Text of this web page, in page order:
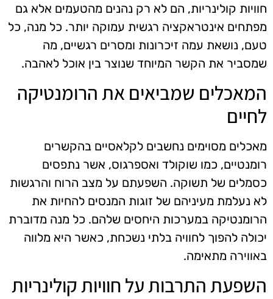
חוויות קולינריות, הם לא רק נהנים מהטעמים אלא גם
מפתחים אינטראקציה רגשית עמוקה יותר. כל מנה, כל
טעם, נושאת עמה זיכרונות ומסרים רגשיים, מה
שמסביר את הקשר המיוחד שנוצר בין אוכל לאהבה.
המאכלים שמביאים את הרומנטיקה
לחיים
מאכלים מסוימים נחשבים לקלאסיים בהקשרים
רומנטיים, כמו שוקולד ואספרגוס, אשר נתפסים
כסמלים של תשוקה. השפעתם על מצב הרוח והרגשות
לא נעלמת מעיניהם של זוגות המנסים להחיות את
הרומנטיקה במערכות היחסים שלהם. כל מנה מדוברת
יכולה להפוך לחוויה בלתי נשכחת, כאשר היא מלווה
באווירה מתאימה.
השפעת התרבות על חוויות קולינריות